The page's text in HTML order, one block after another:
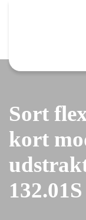
Sort
kort
132.01S